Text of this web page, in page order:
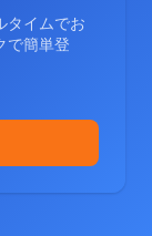
タイムでお
で簡単登